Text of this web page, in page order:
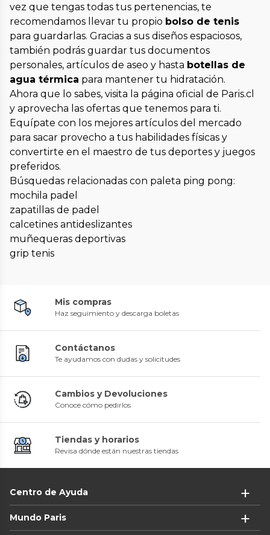
vez que tengas todas tus pertenencias, te
recomendamos llevar tu propio bolso de tenis
para guardarlas. Gracias a sus diseños espaciosos,
también podrás guardar tus documentos
personales, artículos de aseo y hasta botellas de
agua térmica para mantener tu hidratación.
Ahora que lo sabes, visita la página oficial de Paris.cl
y aprovecha las ofertas que tenemos para ti.
Equípate con los mejores artículos del mercado
para sacar provecho a tus habilidades físicas y
convertirte en el maestro de tus deportes y juegos
preferidos.
Búsquedas relacionadas con paleta ping pong:
mochila padel
zapatillas de padel
calcetines antideslizantes
muñequeras deportivas
grip tenis
Mis compras
Haz seguimiento y descarga boletas
Contáctanos
Te ayudamos con dudas y solicitudes
Cambios y Devoluciones
Conoce cómo pedirlos
Tiendas y horarios
Revisa dónde están nuestras tiendas
Centro de Ayuda
Mundo Paris